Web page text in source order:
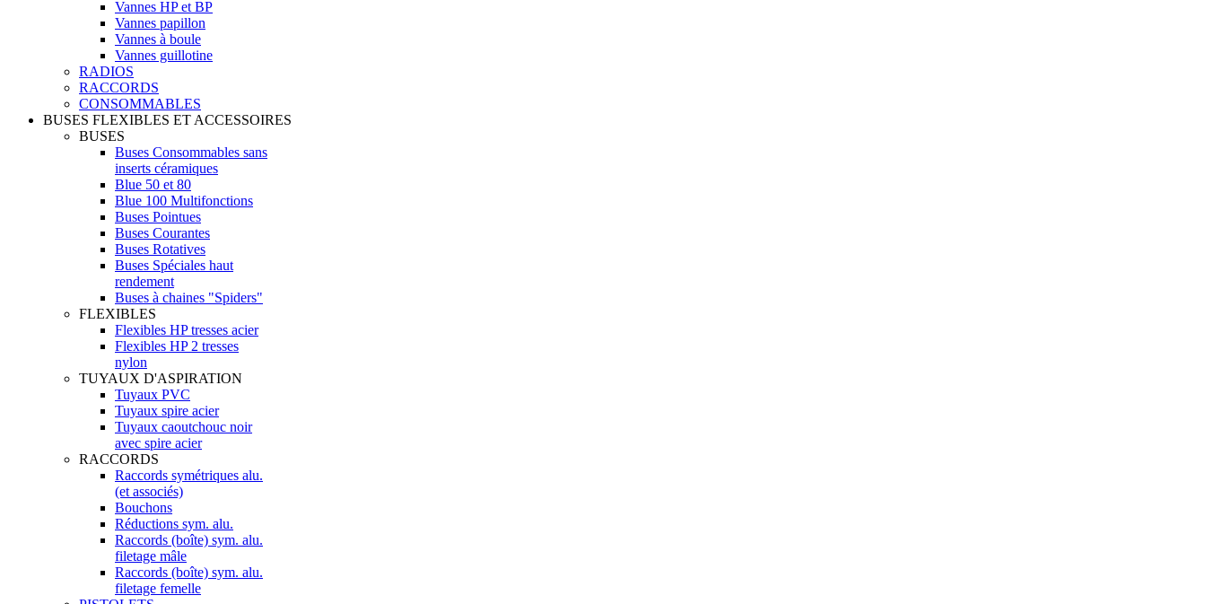
Vannes HP et BP
Vannes papillon
Vannes à boule
Vannes guillotine
RADIOS
RACCORDS
CONSOMMABLES
BUSES FLEXIBLES ET ACCESSOIRES
BUSES
Buses Consommables sans
inserts céramiques
Blue 50 et 80
Blue 100 Multifonctions
Buses Pointues
Buses Courantes
Buses Rotatives
Buses Spéciales haut
rendement
Buses à chaines "Spiders"
FLEXIBLES
Flexibles HP tresses acier
Flexibles HP 2 tresses
nylon
TUYAUX D'ASPIRATION
Tuyaux PVC
Tuyaux spire acier
Tuyaux caoutchouc noir
avec spire acier
RACCORDS
Raccords symétriques alu.
(et associés)
Bouchons
Réductions sym. alu.
Raccords (boîte) sym. alu.
filetage mâle
Raccords (boîte) sym. alu.
filetage femelle